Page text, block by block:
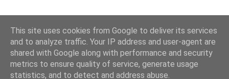
o
m
e
n
This site uses cookies from Google to deliver its services
and to analyze traffic. Your IP address and user-agent are
shared with Google along with performance and security
metrics to ensure quality of service, generate usage
statistics, and to detect and address abuse.